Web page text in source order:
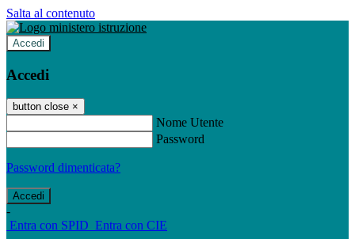
Salta al contenuto
Accedi
Accedi
button close ×
Nome Utente
Password
Password dimenticata?
-
Entra con SPID Entra con CIE